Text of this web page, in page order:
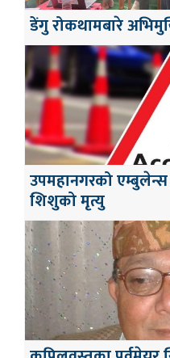
डेंगु रोकथामबारे
उपमहानगरको एम्बुलेन्स
शिशुको मृत्यु